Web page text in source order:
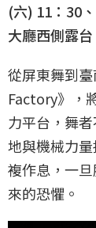
(六) 11：30
大廳西側露台
從屏東舞到
Factory》，
力平台，舞
地與機械力
複作息，一
來的恐懼。